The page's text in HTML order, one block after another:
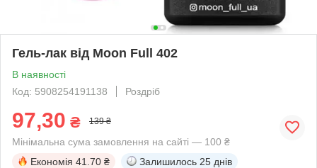
Гель-лак від Moon Full 402
В наявності
Код: 5908254191138
Роздріб
97,30 ₴ 139 ₴
Мінімальна сума замовлення на сайті — 100 ₴
Економія 41.70 ₴ Залишилось 25 днів